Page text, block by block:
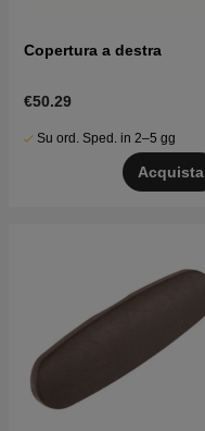
Copertura a destra
€50.29
Su ord. Sped. in 2–5 gg
Acquista